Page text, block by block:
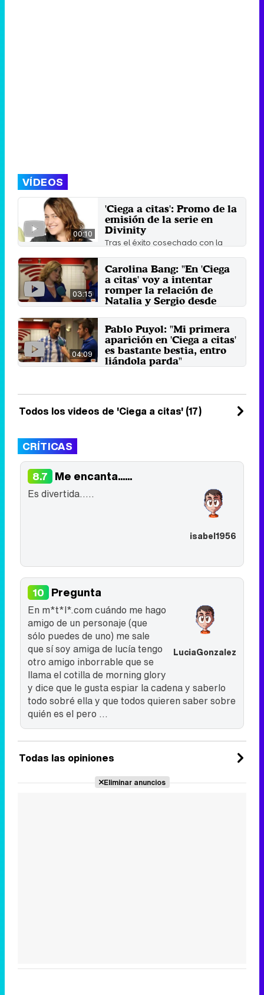
VÍDEOS
00:10
'Ciega a citas': Promo de la
emisión de la serie en
Divinity
Tras el éxito cosechado con la
canal de Mediaset ha ...
18 de marzo 2018
03:15
Carolina Bang: "En 'Ciega
a citas' voy a intentar
romper la relación de
Natalia y Sergio desde
FormulaTV entrevista a Carolina
Bang, que se incorpora a 'Ciega a
citas' como Covadonga, ...
9 de julio 2014
04:09
Pablo Puyol: "Mi primera
aparición en 'Ciega a citas'
es bastante bestia, entro
liándola parda"
Todos los videos de 'Ciega a citas' (17)
CRÍTICAS
8.7 Me encanta......
isabel1956
Es divertida.....
10 Pregunta
LuciaGonzalez
En m*t*l*.com cuándo me hago
amigo de un personaje (que
sólo puedes de uno) me sale
que sí soy amiga de lucía tengo
otro amigo inborrable que se
llama el cotilla de morning glory
y dice que le gusta espiar la cadena y saberlo
todo sobré ella y que todos quieren saber sobre
quién es el pero ...
Todas las opiniones
Eliminar anuncios